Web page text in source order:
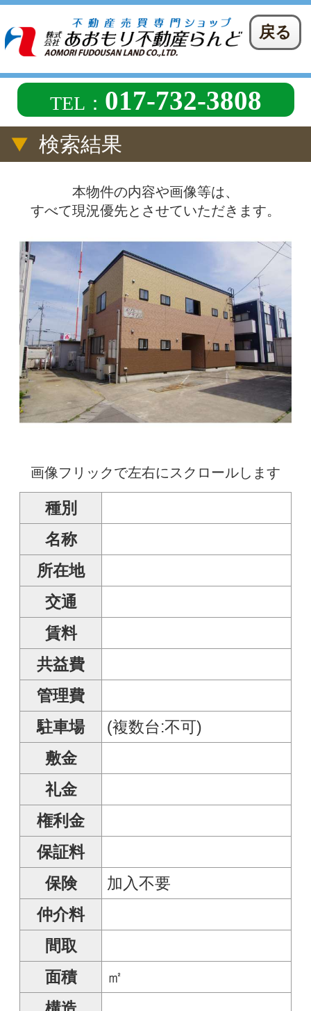
戻る
TEL：017-732-3808
検索結果
本物件の内容や画像等は、
すべて現況優先とさせていただきます。
画像フリックで左右にスクロールします
種別
名称
所在地
共益費
管理費
駐車場
敷金
礼金
権利金
保証料
保険
加入不要
仲介料
間取
面積 ㎡
構造
築年月
周辺施設
保証会社
他費用
入居日
取引態様
トイレ
バス
設備
備考
更新日 1970-01-01
㈱ あおもり不動産らん